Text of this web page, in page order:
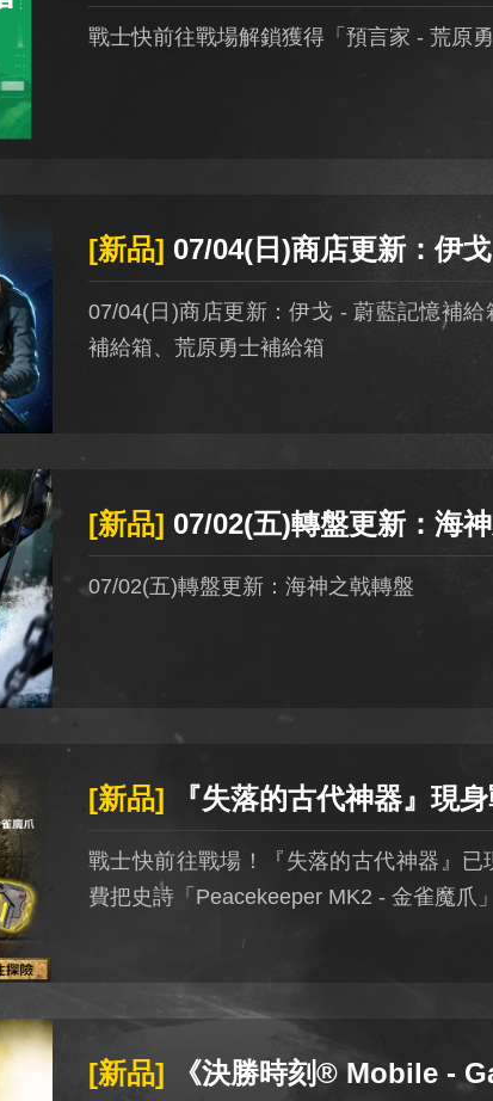
戰士快前往戰場解鎖獲得「預言家 - 荒原勇
[新品] 07/04(日)商店更新：伊戈 - 蔚藍記憶補給箱、阿德勒 - 重機騎士補給箱、
07/04(日)商店更新：伊戈 - 蔚藍記憶補
補給箱、荒原勇士補給箱
[新品] 07/02(五)轉盤更新：海神之
07/02(五)轉盤更新：海神之戟轉盤
[新品] 『失落的古代神器』現身戰場！蒐集 4 種神器碎片奪永久史詩紫槍「Peacekeeper
戰士快前往戰場！『失落的古代神器』已
費把史詩「Peacekeeper MK2 - 金雀魔爪
[新品] 《決勝時刻® Mobile - Garena》2021世界大賽：Garena區選拔本週開跑！ 攜手Sony打造世界頂級電競舞台